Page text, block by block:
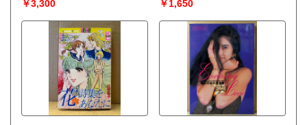
￥3,300
￥1,650